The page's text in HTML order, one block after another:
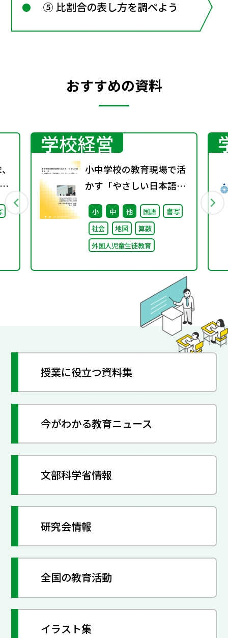
⑤ 比割合の表し方を調べよう
おすすめの資料
学校経営
小中学校の教育現場で活
かす「やさしい日本語」
③ ～「保護者への（学校
運営としての）やさしい
日本語」～
小 中 他 国語
書写
社会
地図
算数
外国人児童生徒教育
授業に役立つ資料集
今がわかる教育ニュース
文部科学省情報
研究会情報
全国の教育活動
イラスト集